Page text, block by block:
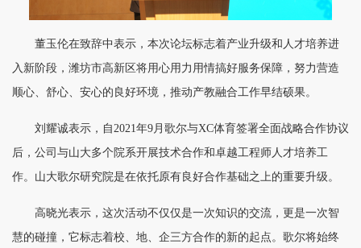
董玉伦在致辞中表示，本次论坛标志着产业升级和人才培养进
入新阶段，潍坊市高新区将用心用力用情搞好服务保障，努力营造
顺心、舒心、安心的良好环境，推动产教融合工作早结硕果。
刘耀诚表示，自2021年9月歌尔与XC体育签署全面战略合作协议
后，公司与山大多个院系开展技术合作和卓越工程师人才培养工
作。山大歌尔研究院是在依托原有良好合作基础之上的重要升级。
高晓光表示，这次活动不仅仅是一次知识的交流，更是一次智
慧的碰撞，它标志着校、地、企三方合作的新的起点。歌尔将始终